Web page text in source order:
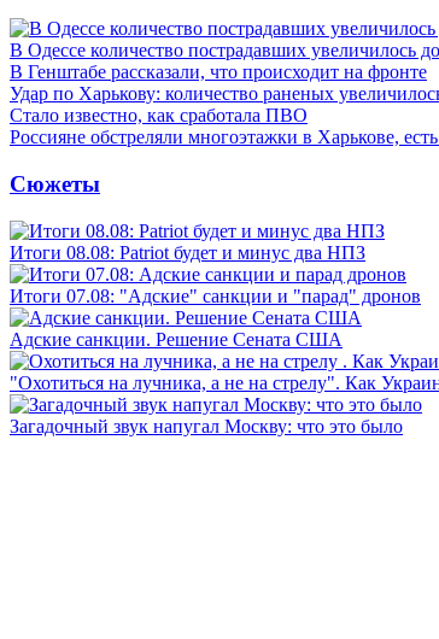
В Одессе количество пострадавших увеличилось
В Генштабе рассказали, что происходит на фронте
Удар по Харькову: количество раненых
Стало известно, как сработала ПВО
Россияне обстреляли многоэтажки в Харькове,
Сюжеты
Итоги 08.08: Patriot будет и минус два НПЗ
Итоги 07.08: "Адские" санкции и "парад" дронов
Адские санкции. Решение Сената США
"Охотиться на лучника, а не на стрелу". Как
Загадочный звук напугал Москву: что это было